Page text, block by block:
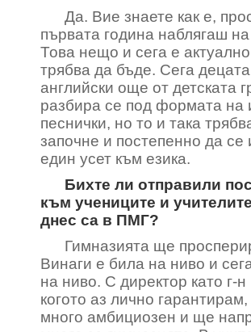
Да. Вие знаете как е,
първата година наблягаш на
Това нещо и сега е
трябва да бъде. Сега
английски още от детската
разбира се под формата на
песнички, но то и така
започне и постепенно да се
един усет към езика.
Бихте ли отправили
към учениците и
днес са в ПМГ?
Гимназията ще
Винаги е била на ниво и
на ниво. С директор като г-
когото аз лично
много амбициозен и ще